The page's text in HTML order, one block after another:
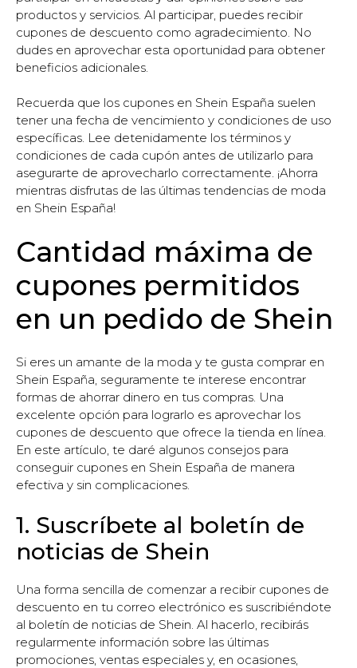
productos y servicios. Al participar, puedes recibir
cupones de descuento como agradecimiento. No
dudes en aprovechar esta oportunidad para obtener
beneficios adicionales.
Recuerda que los cupones en Shein España suelen
tener una fecha de vencimiento y condiciones de uso
específicas. Lee detenidamente los términos y
condiciones de cada cupón antes de utilizarlo para
asegurarte de aprovecharlo correctamente. ¡Ahorra
mientras disfrutas de las últimas tendencias de moda
en Shein España!
Cantidad máxima de
cupones permitidos
en un pedido de Shein
Si eres un amante de la moda y te gusta comprar en
Shein España, seguramente te interese encontrar
formas de ahorrar dinero en tus compras. Una
excelente opción para lograrlo es aprovechar los
cupones de descuento que ofrece la tienda en línea.
En este artículo, te daré algunos consejos para
conseguir cupones en Shein España de manera
efectiva y sin complicaciones.
1. Suscríbete al boletín de
noticias de Shein
Una forma sencilla de comenzar a recibir cupones de
descuento en tu correo electrónico es suscribiéndote
al boletín de noticias de Shein. Al hacerlo, recibirás
regularmente información sobre las últimas
promociones, ventas especiales y, en ocasiones,